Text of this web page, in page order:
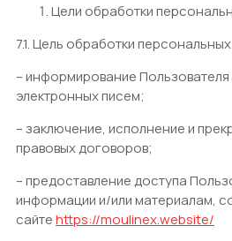
Цели обработки
7.1. Цель обработки
– информирование
электронных писем;
– заключение, исполнение и
правовых договоров;
– предоставление доступа
информации и/или материалам,
сайтеhttps://moulinex.website/